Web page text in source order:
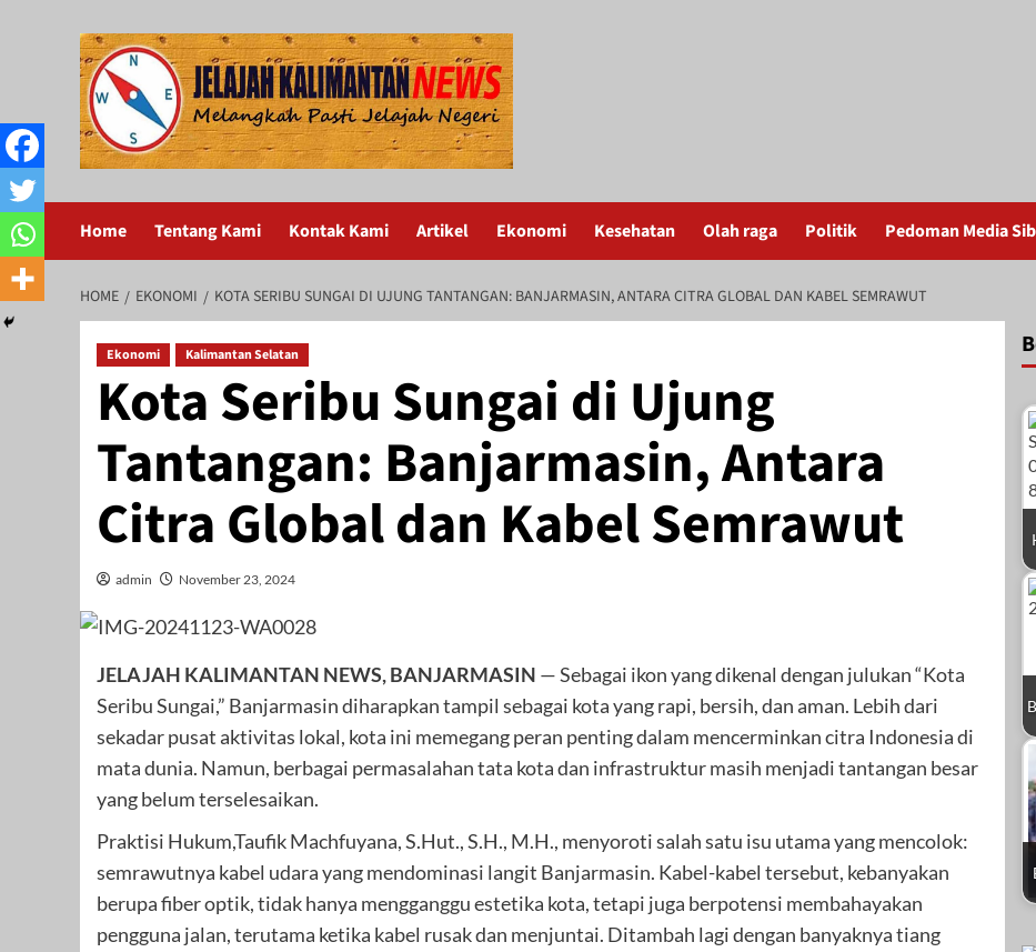
Home Tentang Kami Kontak Kami Artikel Ekonomi Kesehatan Olah raga Politik Pedoman Media
HOME EKONOMI KOTA SERIBU SUNGAI DI UJUNG TANTANGAN: BANJARMASIN, ANTARA CITRA GLOBAL DAN KABEL SEMRAWUT
Ekonomi Kalimantan Selatan
Kota Seribu Sungai di Ujung
Tantangan: Banjarmasin, Antara
Citra Global dan Kabel Semrawut
admin November 23, 2024
JELAJAH KALIMANTAN NEWS, BANJARMASIN — Sebagai ikon yang dikenal dengan julukan “Kota
Seribu Sungai,” Banjarmasin diharapkan tampil sebagai kota yang rapi, bersih, dan aman. Lebih dari
sekadar pusat aktivitas lokal, kota ini memegang peran penting dalam mencerminkan citra Indonesia di
mata dunia. Namun, berbagai permasalahan tata kota dan infrastruktur masih menjadi tantangan besar
yang belum terselesaikan.
Praktisi Hukum,Taufik Machfuyana, S.Hut., S.H., M.H., menyoroti salah satu isu utama yang mencolok:
semrawutnya kabel udara yang mendominasi langit Banjarmasin. Kabel-kabel tersebut, kebanyakan
berupa fiber optik, tidak hanya mengganggu estetika kota, tetapi juga berpotensi membahayakan
pengguna jalan, terutama ketika kabel rusak dan menjuntai. Ditambah lagi dengan banyaknya tiang